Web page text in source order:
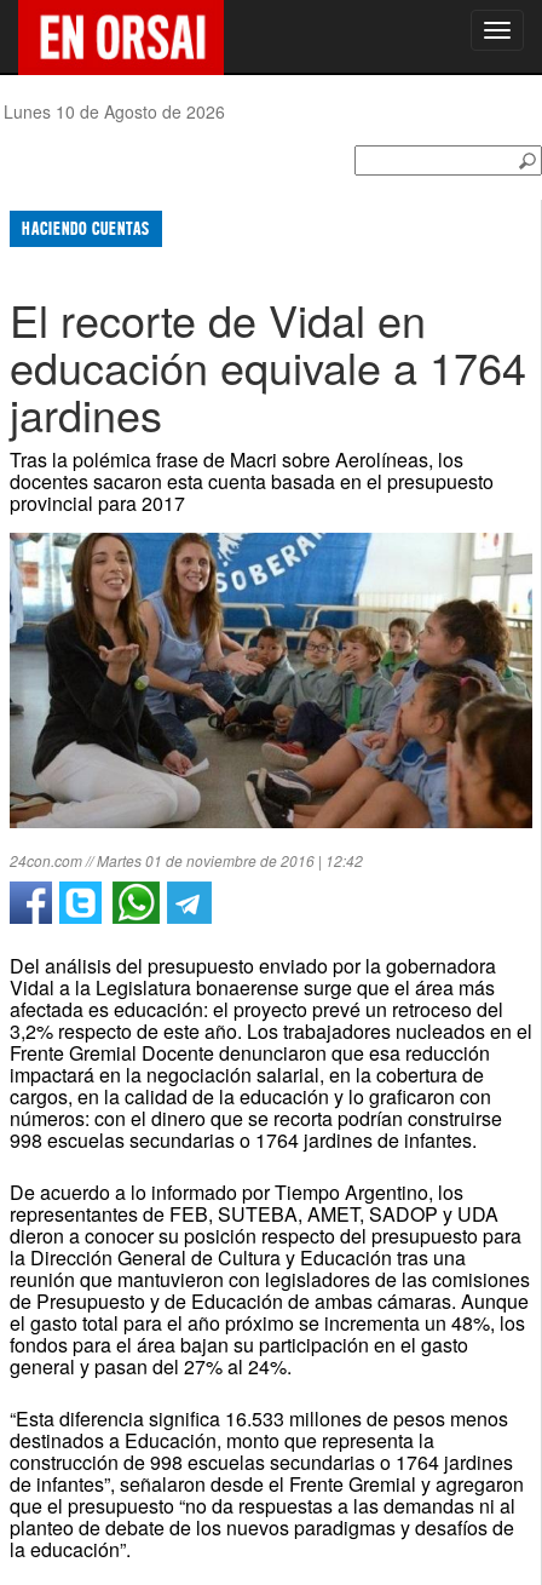
Lunes 10 de Agosto de 2026
HACIENDO CUENTAS
El recorte de Vidal en
educación equivale a 1764
jardines
Tras la polémica frase de Macri sobre Aerolíneas, los
docentes sacaron esta cuenta basada en el presupuesto
provincial para 2017
24con.com // Martes 01 de noviembre de 2016 | 12:42
Del análisis del presupuesto enviado por la gobernadora
Vidal a la Legislatura bonaerense surge que el área más
afectada es educación: el proyecto prevé un retroceso del
3,2% respecto de este año. Los trabajadores nucleados en el
Frente Gremial Docente denunciaron que esa reducción
impactará en la negociación salarial, en la cobertura de
cargos, en la calidad de la educación y lo graficaron con
números: con el dinero que se recorta podrían construirse
998 escuelas secundarias o 1764 jardines de infantes.
De acuerdo a lo informado por Tiempo Argentino, los
representantes de FEB, SUTEBA, AMET, SADOP y UDA
dieron a conocer su posición respecto del presupuesto para
la Dirección General de Cultura y Educación tras una
reunión que mantuvieron con legisladores de las comisiones
de Presupuesto y de Educación de ambas cámaras. Aunque
el gasto total para el año próximo se incrementa un 48%, los
fondos para el área bajan su participación en el gasto
general y pasan del 27% al 24%.
“Esta diferencia significa 16.533 millones de pesos menos
destinados a Educación, monto que representa la
construcción de 998 escuelas secundarias o 1764 jardines
de infantes”, señalaron desde el Frente Gremial y agregaron
que el presupuesto “no da respuestas a las demandas ni al
planteo de debate de los nuevos paradigmas y desafíos de
la educación”.